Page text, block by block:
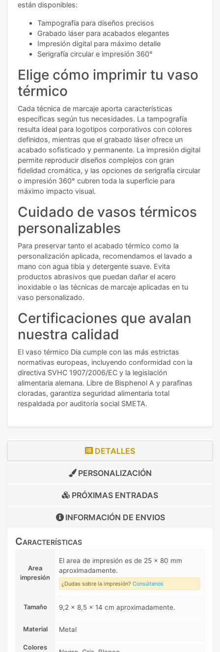
están disponibles:
Tampografía para diseños precisos
Grabado láser para acabados elegantes
Impresión digital para máximo detalle
Serigrafía circular e impresión 360°
Elige cómo imprimir tu vaso
térmico
Cada técnica de marcaje aporta características
específicas según tus necesidades. La tampografía
resulta ideal para logotipos corporativos con colores
definidos, mientras que el grabado láser ofrece un
acabado sofisticado y permanente. La impresión digital
permite reproducir diseños complejos con gran
fidelidad cromática, y las opciones de serigrafía circular
o impresión 360° cubren toda la superficie para
máximo impacto visual.
Cuidado de vasos térmicos
personalizables
Para preservar tanto el acabado térmico como la
personalización aplicada, recomendamos el lavado a
mano con agua tibia y detergente suave. Evita
productos abrasivos que puedan dañar el acero
inoxidable o las técnicas de marcaje aplicadas en tu
vaso personalizado.
Certificaciones que avalan
nuestra calidad
El vaso térmico Dia cumple con las más estrictas
normativas europeas, incluyendo conformidad con la
directiva SVHC 1907/2006/EC y la legislación
alimentaria alemana. Libre de Bisphenol A y parafinas
cloradas, garantiza seguridad alimentaria total
respaldada por auditoría social SMETA.
DETALLES
PERSONALIZACIÓN
PRÓXIMAS ENTRADAS
INFORMACIÓN DE ENVIOS
Características
Area
impresión
El area de impresión es de 25 x 80 mm
aproximadamente.
¿Dudas sobre la impresión? Consúltenos
Tamaño 9,2 x 8,5 x 14 cm aproximadamente.
Material Metal
Colores